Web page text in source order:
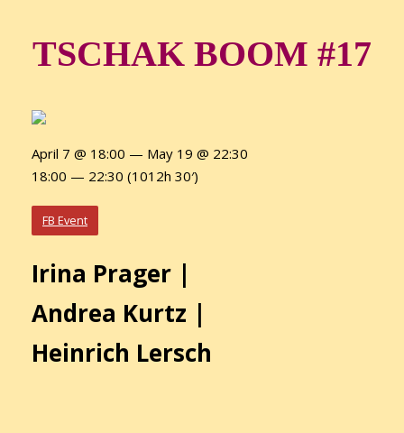
TSCHAK BOOM #17
Irina Prager |
Andrea Kurtz |
Heinrich Lersch
April 7 @ 18:00 — May 19 @ 22:30
18:00 — 22:30 (1012h 30′)
FB Event